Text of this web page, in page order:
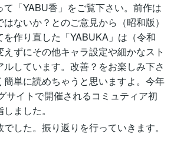
「YABU香」をご覧下さい。前作は
ないか？とのご意見から（昭和版）
を作り直した「YABUKA」は（令和
ずにその他キャラ設定や細かなスト
しています。改善？をお楽しみ下さ
簡単に読めちゃうと思いますよ。今年
サイトで開催されるコミュティア初
ました。
した。振り返りを行っていきます。